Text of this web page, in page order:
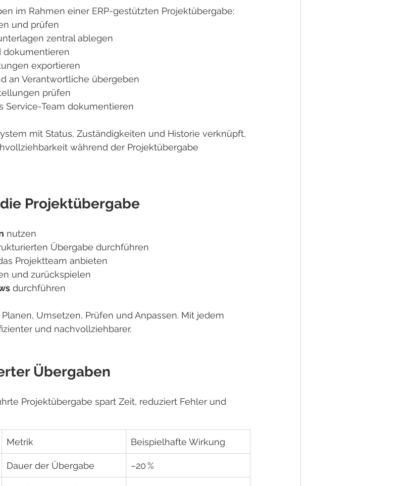
im Rahmen einer ERP-gestützten Projektübergabe:
und prüfen
zentral ablegen
dokumentieren
exportieren
an Verantwortliche übergeben
prüfen
Service-Team dokumentieren
mit Status, Zuständigkeiten und Historie verknüpft,
während der Projektübergabe
Projektübergabe
nutzen
Übergabe durchführen
Projektteam anbieten
und zurückspielen
durchführen
Umsetzen, Prüfen und Anpassen. Mit jedem
und nachvollziehbarer.
Übergaben
Projektübergabe spart Zeit, reduziert Fehler und
Metrik Beispielhafte Wirkung
Dauer der Übergabe –20 %